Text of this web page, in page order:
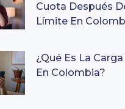
Cuota Después
Límite En
¿Qué Es La
En Colombia?